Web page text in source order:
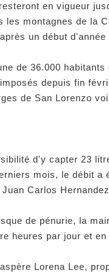
en vigueur
les montagnes de la
un début
de 36.000
depuis fin
de San Lorenzo
d'y capter 23
mois, le débit a
Carlos
de pénurie, la
heures par jour et
Lorena Lee,